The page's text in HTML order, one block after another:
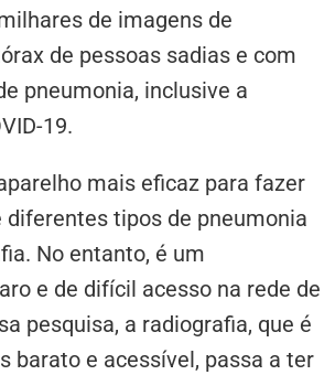
de imagens de
de pessoas sadias e com
pneumonia, inclusive a
19.
mais eficaz para fazer
diferentes tipos de pneumonia
No entanto, é um
e de difícil acesso na rede de
pesquisa, a radiografia, que é
barato e acessível, passa a ter